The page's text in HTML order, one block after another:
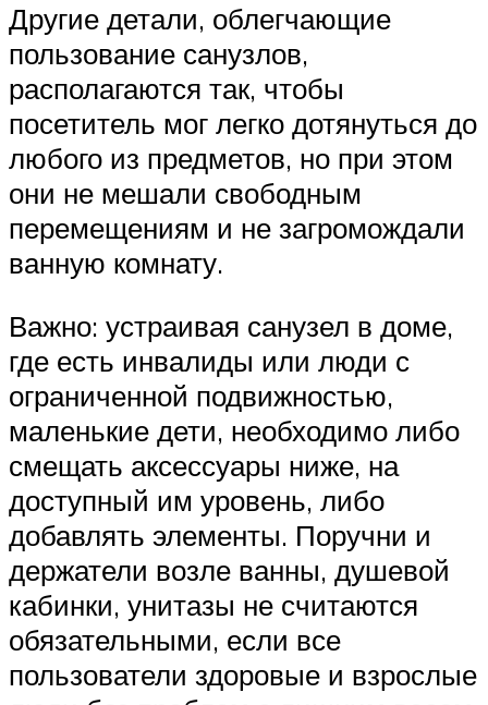
Другие детали, облегчающие
пользование санузлов,
располагаются так, чтобы
посетитель мог легко дотянуться до
любого из предметов, но при этом
они не мешали свободным
перемещениям и не загромождали
ванную комнату.
Важно: устраивая санузел в доме,
где есть инвалиды или люди с
ограниченной подвижностью,
маленькие дети, необходимо либо
смещать аксессуары ниже, на
доступный им уровень, либо
добавлять элементы. Поручни и
держатели возле ванны, душевой
кабинки, унитазы не считаются
обязательными, если все
пользователи здоровые и взрослые